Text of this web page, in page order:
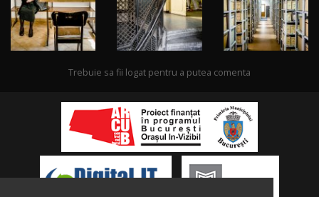
Trebuie sa fii logat pentru a putea comenta